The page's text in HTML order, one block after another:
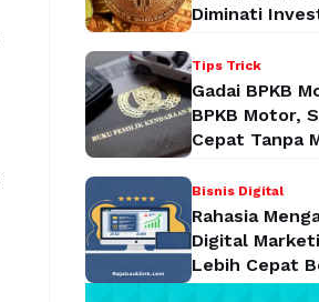
Diminati
Tips Trick
Gadai BPKB
BPKB Motor,
Cepat Tanpa
Bisnis Digital
Rahasia
Digital
Lebih Cepat
Mendominasi